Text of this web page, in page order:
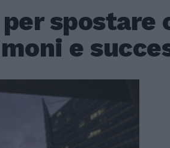
spostare
e